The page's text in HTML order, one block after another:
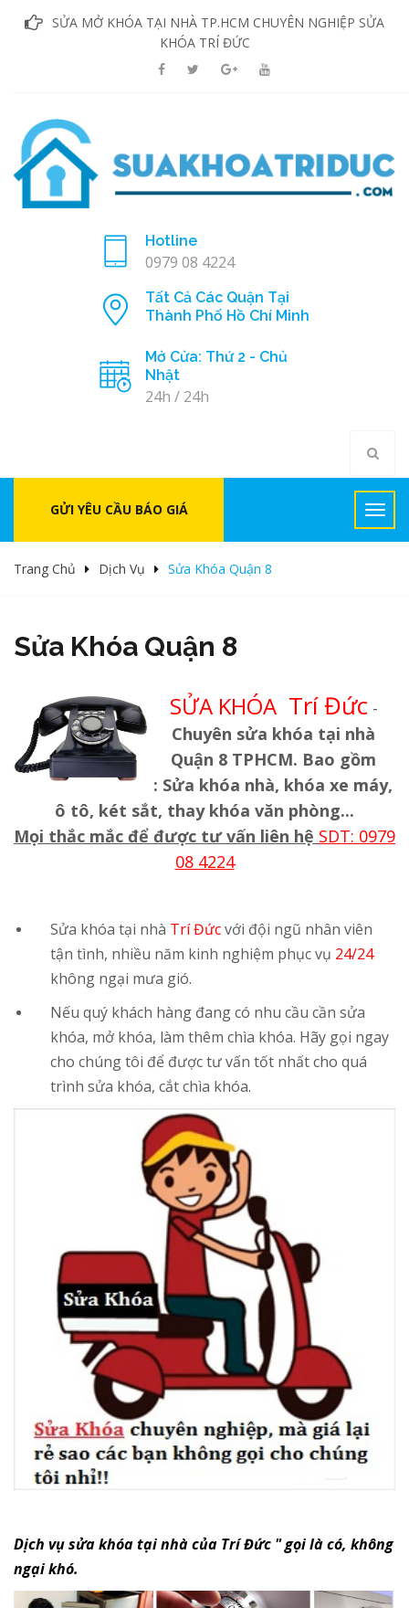
SỬA MỞ KHÓA TẠI NHÀ TP.HCM CHUYÊN NGHIỆP SỬA
KHÓA TRÍ ĐỨC
Hotline
0979 08 4224
Tất Cả Các Quận Tại
Thành Phố Hồ Chí Minh
Mở Cửa: Thứ 2 - Chủ
Nhật
24h / 24h
GỬI YÊU CẦU BÁO GIÁ
Trang Chủ Dịch Vụ Sửa Khóa Quận 8
Sửa Khóa Quận 8
SỬA KHÓA Trí Đức -
Chuyên sửa khóa tại nhà
Quận 8 TPHCM. Bao gồm
: Sửa khóa nhà, khóa xe máy,
ô tô, két sắt, thay khóa văn phòng...
Mọi thắc mắc để được tư vấn liên hệ SDT: 0979
08 4224
Sửa khóa tại nhà Trí Đứcvới đội ngũ nhân viên
tận tình, nhiều năm kinh nghiệm phục vụ 24/24
không ngại mưa gió.
Nếu quý khách hàng đang có nhu cầu cần sửa
khóa, mở khóa, làm thêm chìa khóa. Hãy gọi ngay
cho chúng tôi để được tư vấn tốt nhất cho quá
trình sửa khóa, cắt chìa khóa.
Dịch vụ sửa khóa tại nhà của Trí Đức " gọi là có, không
ngại khó.